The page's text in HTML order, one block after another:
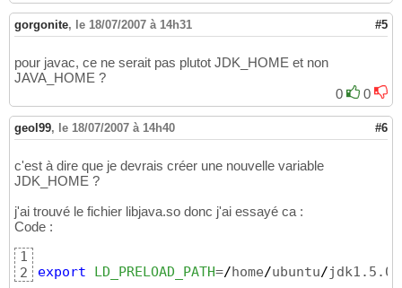
gorgonite, le 18/07/2007 à 14h31 #5
pour javac, ce ne serait pas plutot JDK_HOME et non
JAVA_HOME ?
0
0
geol99, le 18/07/2007 à 14h40 #6
c'est à dire que je devrais créer une nouvelle variable
JDK_HOME ?
j'ai trouvé le fichier libjava.so donc j'ai essayé ca :
Code :
1
2
export LD_PRELOAD_PATH=/home/ubuntu/